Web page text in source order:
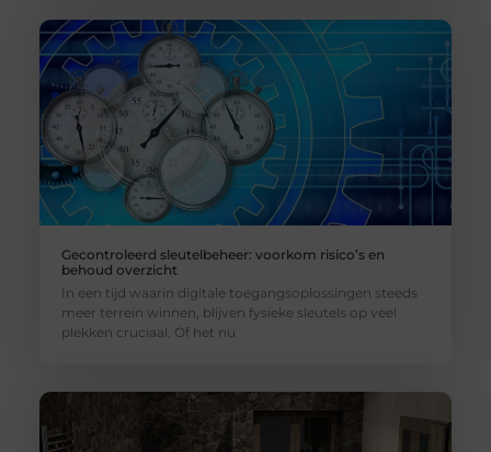
Gecontroleerd sleutelbeheer: voorkom risico’s en
behoud overzicht
In een tijd waarin digitale toegangsoplossingen steeds
meer terrein winnen, blijven fysieke sleutels op veel
plekken cruciaal. Of het nu